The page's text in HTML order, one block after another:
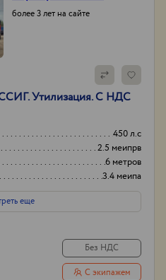
более 3 лет на сайте
Утилизация. С НДС
450 л.с
2.5 меипрв
6 метров
3.4 меипа
еще
Без НДС
С экипажем